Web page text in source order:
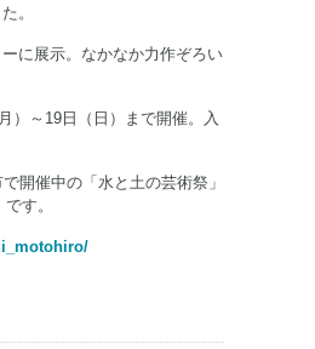
。
に展示。なかなか力作ぞろい
）～19日（日）まで開催。入
開催中の「水と土の芸術祭」
す。